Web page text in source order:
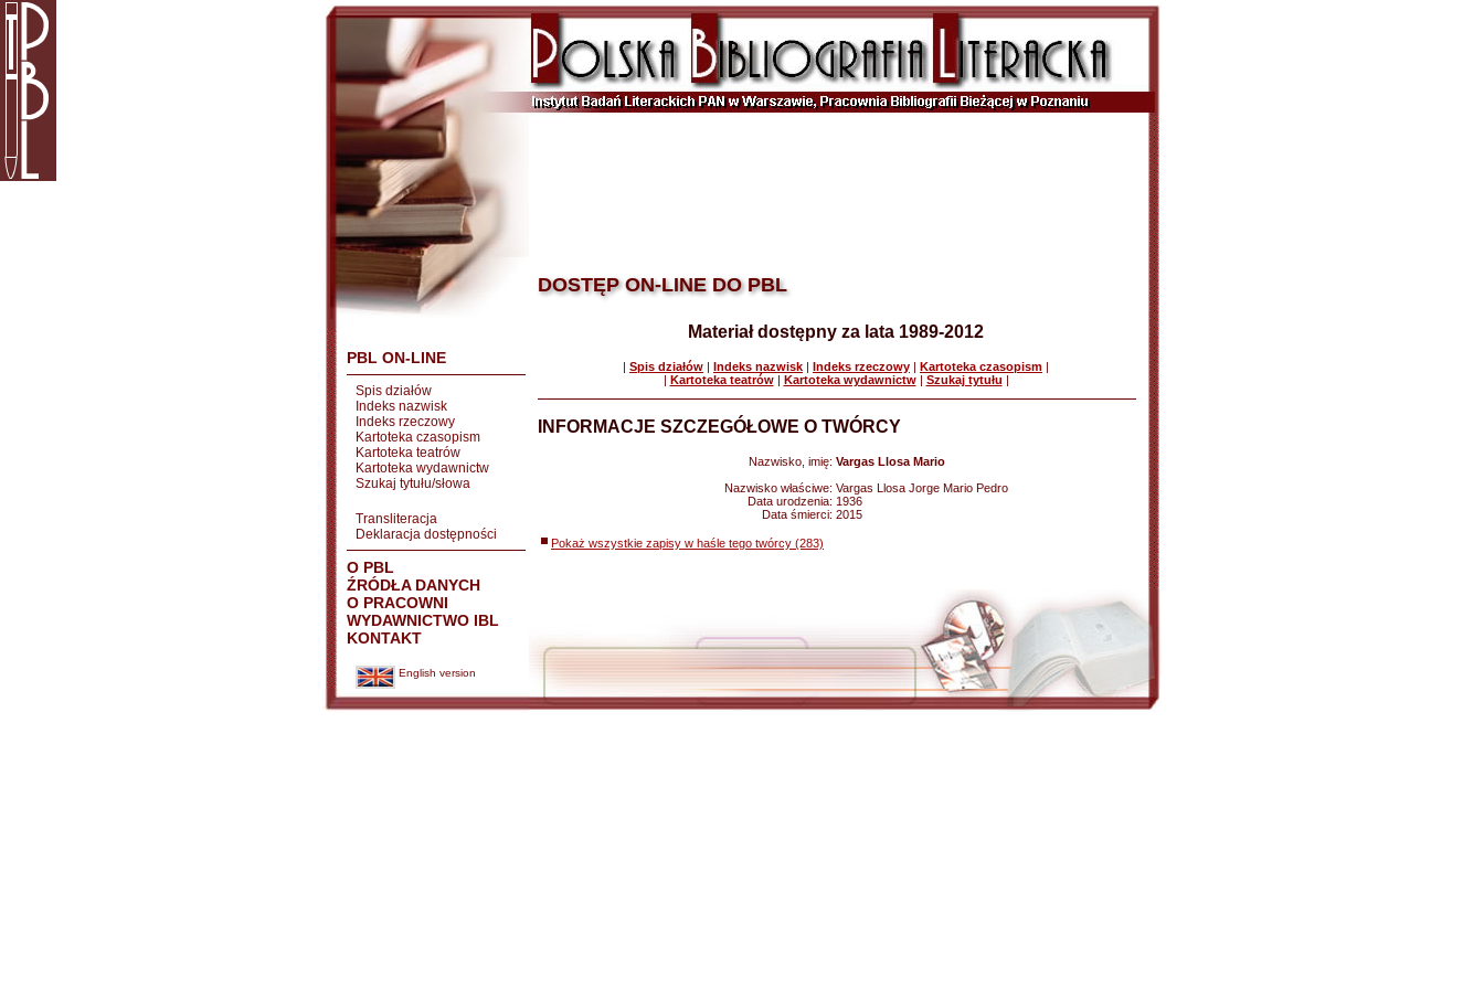
PBL ON-LINE
Spis działów
Indeks nazwisk
Indeks rzeczowy
Kartoteka czasopism
Kartoteka teatrów
Kartoteka wydawnictw
Szukaj tytułu/słowa
Transliteracja
Deklaracja dostępności
O PBL
ŹRÓDŁA DANYCH
O PRACOWNI
WYDAWNICTWO IBL
KONTAKT
English version
DOSTĘP ON-LINE DO PBL
Materiał dostępny za lata 1989-2012
| Spis działów | Indeks nazwisk | Indeks rzeczowy | Kartoteka czasopism |
| Kartoteka teatrów| Kartoteka wydawnictw| Szukaj tytułu |
INFORMACJE SZCZEGÓŁOWE O TWÓRCY
Nazwisko, imię: Vargas Llosa Mario
Nazwisko właściwe: Vargas Llosa Jorge Mario Pedro
Data urodzenia: 1936
Data śmierci: 2015
Pokaż wszystkie zapisy w haśle tego twórcy (283)